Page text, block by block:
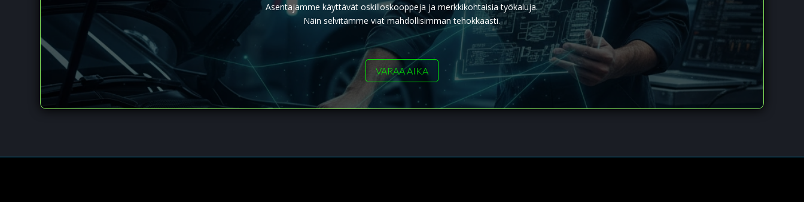
Asentajamme käyttävät oskilloskooppeja ja merkkikohtaisia työkaluja.
Näin selvitämme viat mahdollisimman tehokkaasti.
VARAA AIKA